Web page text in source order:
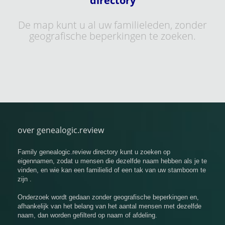
De map kunt u al uw familieleden, zonder
geografische beperkingen te zoeken.
over genealogic.review
Family genealogic.review directory kunt u zoeken op
eigennamen, zodat u mensen die dezelfde naam hebben als je te
vinden, en wie kan een familielid of een tak van uw stamboom te
zijn .
Onderzoek wordt gedaan zonder geografische beperkingen en,
afhankelijk van het belang van het aantal mensen met dezelfde
naam, dan worden gefilterd op naam of afdeling.